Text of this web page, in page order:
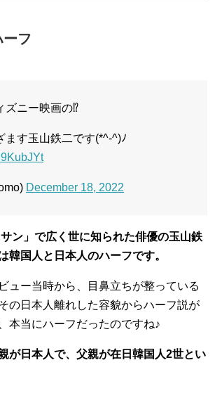
ーフ
ズニー映画の⁉️
ます玉山鉄二です(*^-^)ﾉ
December 18, 2022
ン」で広く世に知られた俳優の玉山鉄
韓国人と日本人のハーフです。
ュー当時から、目鼻立ちが整っている
の日本人離れした容貌からハーフ説が
本当にハーフだったのですね♪
が日本人で、父親が在日韓国人2世とい